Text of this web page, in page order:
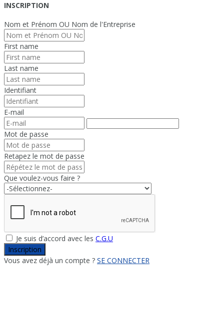
INSCRIPTION
Nom et Prénom OU Nom de l'Entreprise
First name
Last name
Identifiant
E-mail
Mot de passe
Retapez le mot de passe
Que voulez-vous faire ?
Je suis d’accord avec les C.G.U
Inscription
Vous avez déjà un compte ? SE CONNECTER